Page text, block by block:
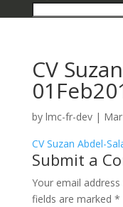
CV
by lmc-fr-dev|
CV Suzan Abdel-
Submit a
Your email
fields are marked *